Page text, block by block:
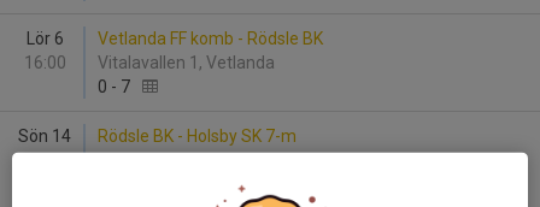
Lör 6
16:00
Vetlanda FF komb - Rödsle BK
Vitalavallen 1, Vetlanda
0 - 7
Sön 14
Rödsle BK - Holsby SK 7-m